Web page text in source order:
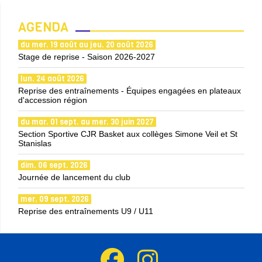
AGENDA
du mer. 19 août au jeu. 20 août 2026
Stage de reprise - Saison 2026-2027
lun. 24 août 2026
Reprise des entraînements - Équipes engagées en plateaux
d'accession région
du mar. 01 sept. au mer. 30 juin 2027
Section Sportive CJR Basket aux collèges Simone Veil et St
Stanislas
dim. 06 sept. 2026
Journée de lancement du club
mer. 09 sept. 2026
Reprise des entraînements U9 / U11